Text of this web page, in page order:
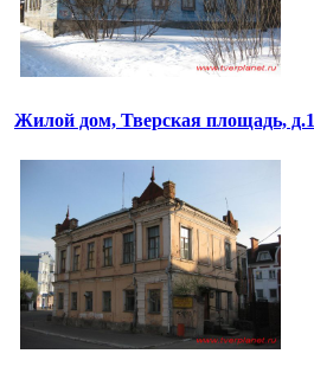
Жилой дом, Тверская площадь, д.1